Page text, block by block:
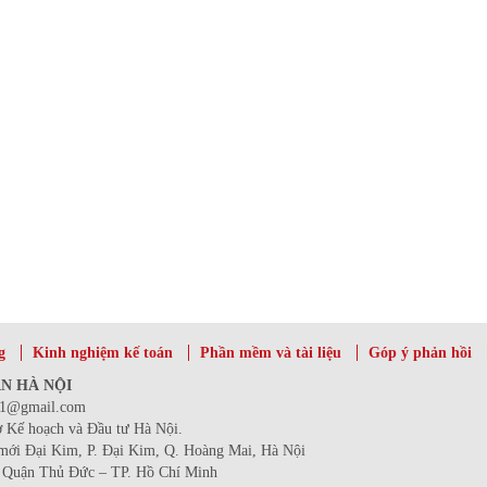
Kinh nghiệm kế toán Phần mềm và tài liệu Góp ý phản hồi
HÀ NỘI
Kế hoạch và Đầu tư Hà Nội.
Đại Kim, P. Đại Kim, Q. Hoàng Mai, Hà Nội
Thủ Đức – TP. Hồ Chí Minh